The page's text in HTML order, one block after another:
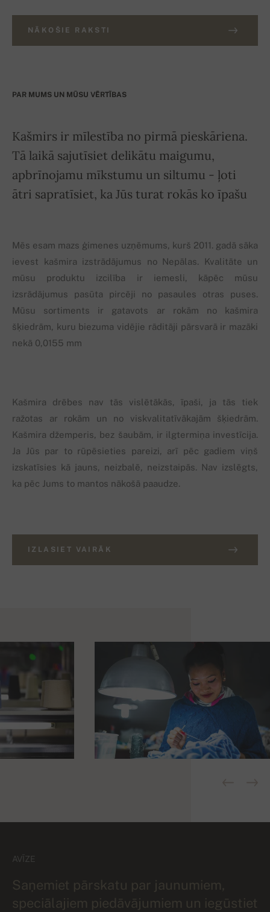
NĀKOŠIE RAKSTI
PAR MUMS UN MŪSU VĒRTĪBAS
Kašmirs ir mīlestība no pirmā pieskāriena.
Tā laikā sajutīsiet delikātu maigumu,
apbrīnojamu mīkstumu un siltumu - ļoti
ātri sapratīsiet, ka Jūs turat rokās ko īpašu
Mēs esam mazs ģimenes uzņēmums, kurš 2011. gadā sāka
ievest kašmira izstrādājumus no Nepālas. Kvalitāte un
mūsu produktu izcilība ir iemesli, kāpēc mūsu
izsrādājumus pasūta pircēji no pasaules otras puses.
Mūsu sortiments ir gatavots ar rokām no kašmira
šķiedrām, kuru biezuma vidējie rāditāji pārsvarā ir mazāki
nekā 0,0155 mm
Kašmira drēbes nav tās vislētākās, īpaši, ja tās tiek
ražotas ar rokām un no viskvalitatīvākajām šķiedrām.
Kašmira džemperis, bez šaubām, ir ilgtermiņa investīcija.
Ja Jūs par to rūpēsieties pareizi, arī pēc gadiem viņš
izskatīsies kā jauns, neizbalē, neizstaipās. Nav izslēgts,
ka pēc Jums to mantos nākošā paaudze.
IZLASIET VAIRĀK
AVĪZE
Saņemiet pārskatu par jaunumiem,
speciālajiem piedāvājumiem un iegūstiet